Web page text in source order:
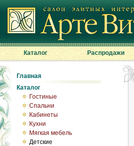
Каталог Распродажи
Главная
Каталог
Гостиные
Спальни
Кабинеты
Кухни
Мягкая мебель
Детские